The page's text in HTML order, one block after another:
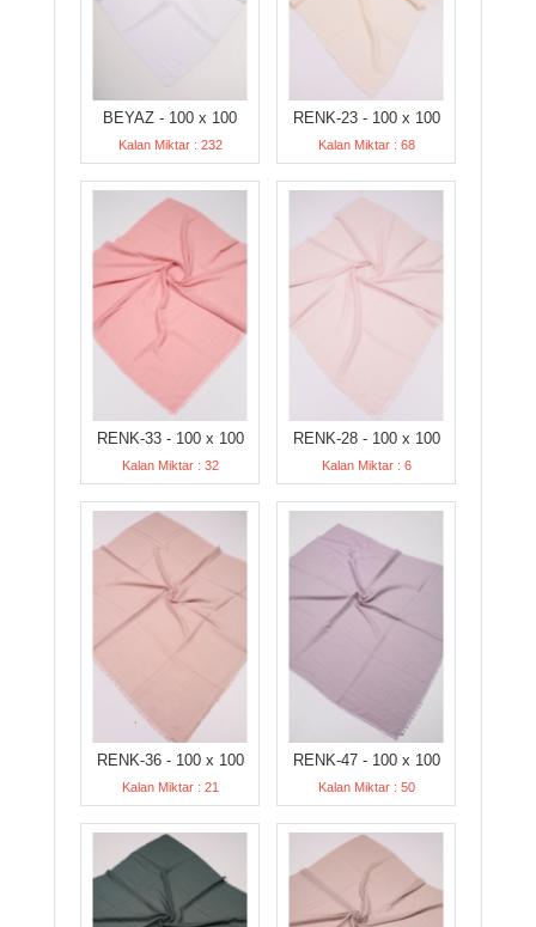
BEYAZ - 100 x 100
Kalan Miktar : 232
RENK-23 - 100 x 100
Kalan Miktar : 68
RENK-33 - 100 x 100
Kalan Miktar : 32
RENK-28 - 100 x 100
Kalan Miktar : 6
RENK-36 - 100 x 100
Kalan Miktar : 21
RENK-47 - 100 x 100
Kalan Miktar : 50